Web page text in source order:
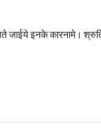
इनके कारनामे। श्रुति